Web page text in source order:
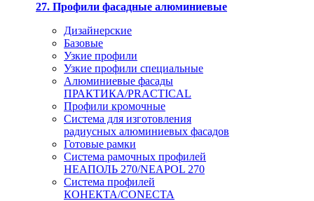
27. Профили фасадные алюминиевые
Дизайнерские
Базовые
Узкие профили
Узкие профили специальные
Алюминиевые фасады
ПРАКТИКА/PRACTICAL
Профили кромочные
Система для изготовления
радиусных алюминиевых фасадов
Готовые рамки
Система рамочных профилей
НЕАПОЛЬ 270/NEAPOL 270
Система профилей
КОНЕКТА/CONECTA